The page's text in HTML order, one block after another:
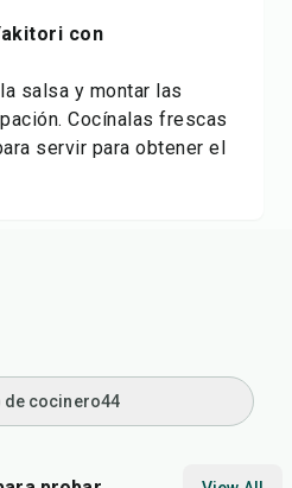
con
salsa y montar las
Cocínalas frescas
servir para obtener el
de cocinero44